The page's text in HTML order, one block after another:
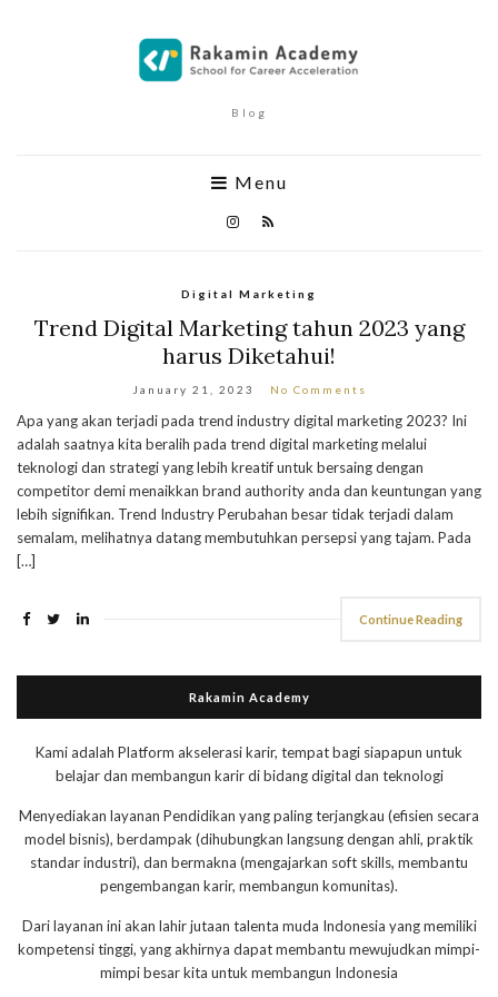
Blog
Menu
Digital Marketing
Trend Digital Marketing tahun 2023 yang
harus Diketahui!
January 21, 2023 No Comments
Apa yang akan terjadi pada trend industry digital marketing 2023? Ini
adalah saatnya kita beralih pada trend digital marketing melalui
teknologi dan strategi yang lebih kreatif untuk bersaing dengan
competitor demi menaikkan brand authority anda dan keuntungan yang
lebih signifikan. Trend Industry Perubahan besar tidak terjadi dalam
semalam, melihatnya datang membutuhkan persepsi yang tajam. Pada
[…]
Continue Reading
Rakamin Academy
Kami adalah Platform akselerasi karir, tempat bagi siapapun untuk
belajar dan membangun karir di bidang digital dan teknologi
Menyediakan layanan Pendidikan yang paling terjangkau (efisien secara
model bisnis), berdampak (dihubungkan langsung dengan ahli, praktik
standar industri), dan bermakna (mengajarkan soft skills, membantu
pengembangan karir, membangun komunitas).
Dari layanan ini akan lahir jutaan talenta muda Indonesia yang memiliki
kompetensi tinggi, yang akhirnya dapat membantu mewujudkan mimpi-
mimpi besar kita untuk membangun Indonesia